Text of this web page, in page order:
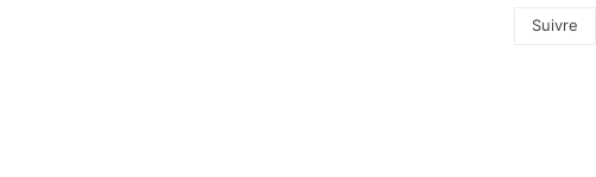
Suivre